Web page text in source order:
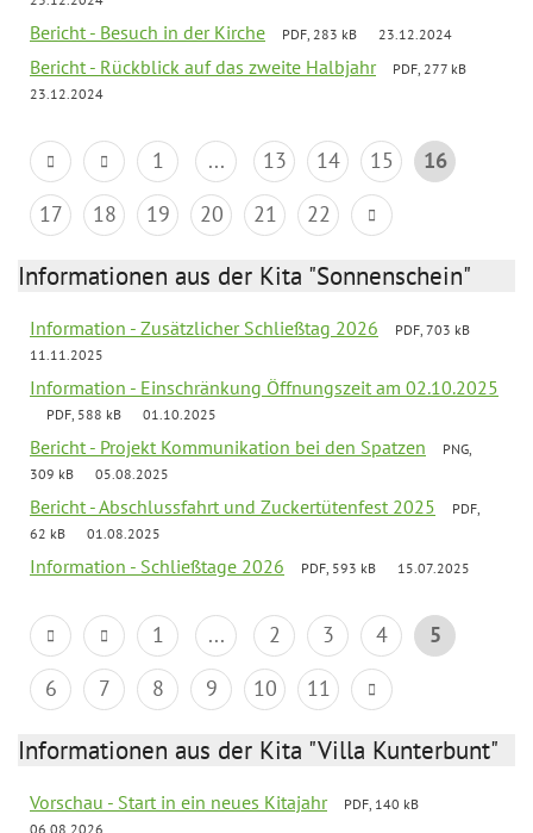
Bericht - Besuch in der Kirche PDF, 283 kB 23.12.2024
Bericht - Rückblick auf das zweite Halbjahr
PDF, 277 kB
23.12.2024
1 ... 13 14 15
16
17
18 19 20 21 22
Informationen aus der Kita "Sonnenschein"
Information - Zusätzlicher Schließtag 2026
PDF, 703 kB
11.11.2025
Information - Einschränkung Öffnungszeit am 02.10.2025
PDF, 588 kB 01.10.2025
Bericht - Projekt Kommunikation bei den Spatzen
PNG,
309 kB
05.08.2025
Bericht - Abschlussfahrt und Zuckertütenfest 2025
PDF,
62 kB
01.08.2025
Information - Schließtage 2026 PDF, 593 kB 15.07.2025
1 ... 2 3 4
5
6
7 8 9 10 11
Informationen aus der Kita "Villa Kunterbunt"
Vorschau - Start in ein neues Kitajahr
PDF, 140 kB
06.08.2026